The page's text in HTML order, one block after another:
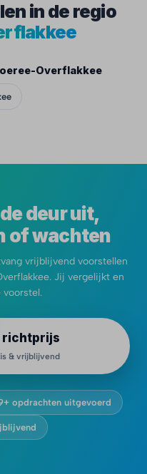
in de regio
Overflakkee
deur uit,
of wachten
vrijblijvend voorstellen
Jij vergelijkt en
voorstel.
richtprijs
& vrijblijvend
opdrachten uitgevoerd